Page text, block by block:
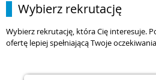
Wybierz rekrutację
Wybierz rekrutację, która Cię interesuje.
ofertę lepiej spełniającą Twoje